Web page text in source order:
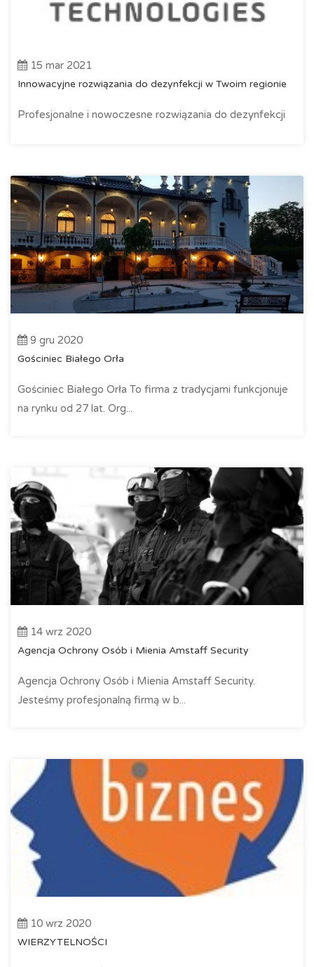
15 mar 2021
Innowacyjne rozwiązania do dezynfekcji w Twoim regionie
Profesjonalne i nowoczesne rozwiązania do dezynfekcji
9 gru 2020
Gościniec Białego Orła
Gościniec Białego Orła To firma z tradycjami funkcjonuje
na rynku od 27 lat. Org...
14 wrz 2020
Agencja Ochrony Osób i Mienia Amstaff Security
Agencja Ochrony Osób i Mienia Amstaff Security.
Jesteśmy profesjonalną firmą w b...
10 wrz 2020
WIERZYTELNOŚCI